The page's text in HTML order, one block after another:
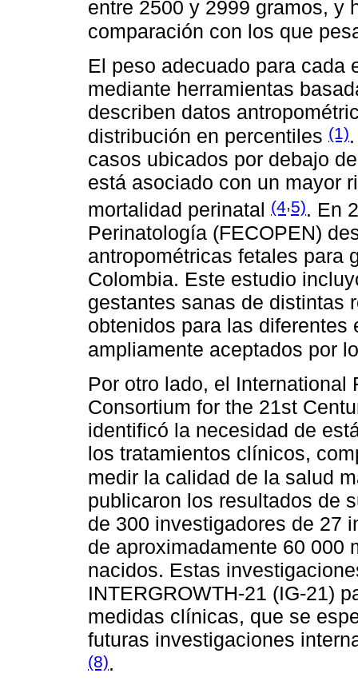
entre 2500 y 2999 gramos, y
comparación con los que
El peso adecuado para cada
mediante herramientas
describen datos
distribución en percentiles (1)
casos ubicados por debajo
está asociado con un mayor
mortalidad perinatal (4,5). En
Perinatología (FECOPEN)
antropométricas fetales para
Colombia. Este estudio
gestantes sanas de distintas
obtenidos para las
ampliamente aceptados por
Por otro lado, el International
Consortium for the 21st
identificó la necesidad de
los tratamientos clínicos,
medir la calidad de la salud
publicaron los resultados de
de 300 investigadores de 27
de aproximadamente 60 000
nacidos. Estas
INTERGROWTH-21 (IG-21)
medidas clínicas, que se
futuras investigaciones
(8).